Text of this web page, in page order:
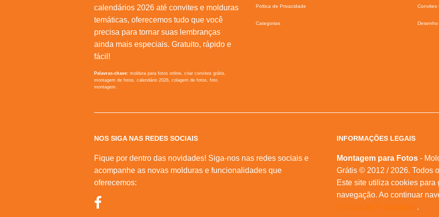
calendários 2026 até convites e molduras
temáticas, oferecemos tudo que você
precisa para tornar suas lembranças
ainda mais especiais. Gratuito, rápido e
fácil!
Palavras-chave: moldura para fotos online, criar convites grátis,
montagem de fotos, calendário 2026, colagem de fotos, foto
montagem.
Poltica de Privacidade
Categorias
Convites
Desenho
NOS SIGA NAS REDES SOCIAIS
Fique por dentro das novidades! Siga-nos nas redes sociais e
acompanhe as novas molduras e funcionalidades que
oferecemos:
INFORMAÇÕES LEGAIS
Montagem para Fotos -
Grátis © 2012 / 2026. Todos
Este site utiliza cookies
navegação. Ao continuar
Política de Privacidade.